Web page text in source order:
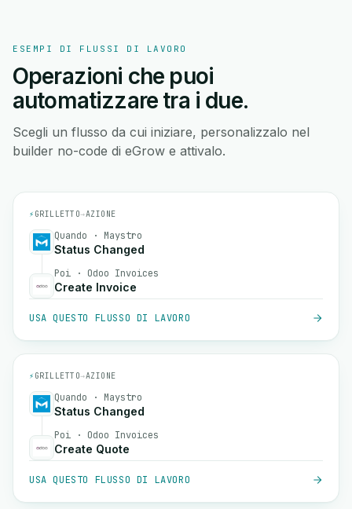
ESEMPI DI FLUSSI DI LAVORO
Operazioni che puoi
automatizzare tra i due.
Scegli un flusso da cui iniziare, personalizzalo nel
builder no-code di eGrow e attivalo.
⚡ GRILLETTO→AZIONE
Quando · Maystro
Status Changed
Poi · Odoo Invoices
Create Invoice
USA QUESTO FLUSSO DI LAVORO
⚡ GRILLETTO→AZIONE
Quando · Maystro
Status Changed
Poi · Odoo Invoices
Create Quote
USA QUESTO FLUSSO DI LAVORO